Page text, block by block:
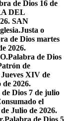
de Dios 16 de
DEL
SAN
Justa o
de Dios martes
2026.
Palabra de Dios
de
XIV de
2026.
Dios 7 de julio
el
Julio de 2026.